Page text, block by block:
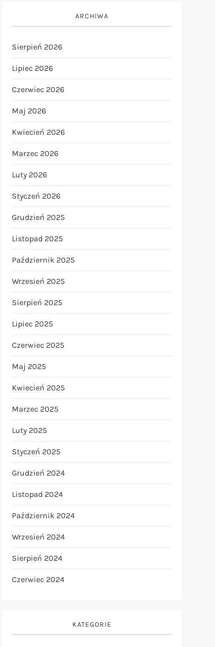
ARCHIWA
Sierpień 2026
Lipiec 2026
Czerwiec 2026
Maj 2026
Kwiecień 2026
Marzec 2026
Luty 2026
Styczeń 2026
Grudzień 2025
Listopad 2025
Październik 2025
Wrzesień 2025
Sierpień 2025
Lipiec 2025
Czerwiec 2025
Maj 2025
Kwiecień 2025
Marzec 2025
Luty 2025
Styczeń 2025
Grudzień 2024
Listopad 2024
Październik 2024
Wrzesień 2024
Sierpień 2024
Czerwiec 2024
KATEGORIE